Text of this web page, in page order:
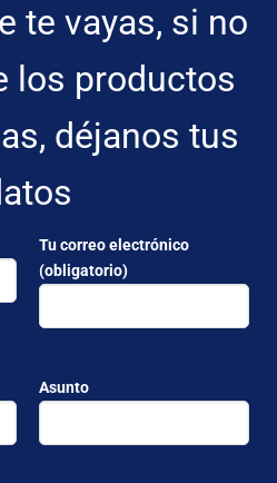
te vayas, si no
los productos
déjanos tus
Tu correo electrónico
(obligatorio)
Asunto